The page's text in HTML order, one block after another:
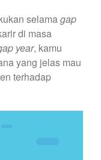
selamagap
di masa
year, kamu
yang jelas mau
terhadap